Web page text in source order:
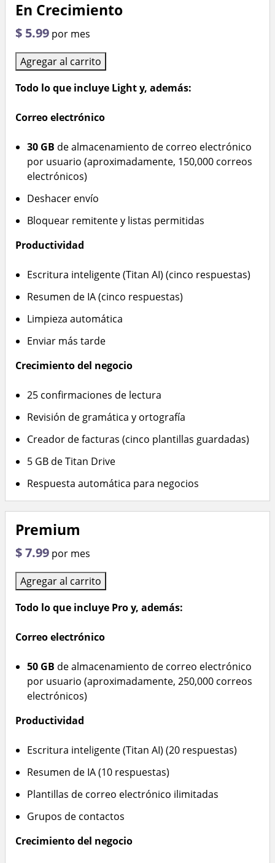
En Crecimiento
$ 5.99 por mes
Agregar al carrito
Todo lo que incluye Light y, además:
Correo electrónico
30 GB de almacenamiento de correo electrónico
por usuario (aproximadamente, 150,000 correos
electrónicos)
Deshacer envío
Bloquear remitente y listas permitidas
Productividad
Escritura inteligente (Titan AI) (cinco respuestas)
Resumen de IA (cinco respuestas)
Limpieza automática
Enviar más tarde
Crecimiento del negocio
25 confirmaciones de lectura
Revisión de gramática y ortografía
Creador de facturas (cinco plantillas guardadas)
5 GB de Titan Drive
Respuesta automática para negocios
Premium
$ 7.99 por mes
Agregar al carrito
Todo lo que incluye Pro y, además:
Correo electrónico
50 GB de almacenamiento de correo electrónico
por usuario (aproximadamente, 250,000 correos
electrónicos)
Productividad
Escritura inteligente (Titan AI) (20 respuestas)
Resumen de IA (10 respuestas)
Plantillas de correo electrónico ilimitadas
Grupos de contactos
Crecimiento del negocio